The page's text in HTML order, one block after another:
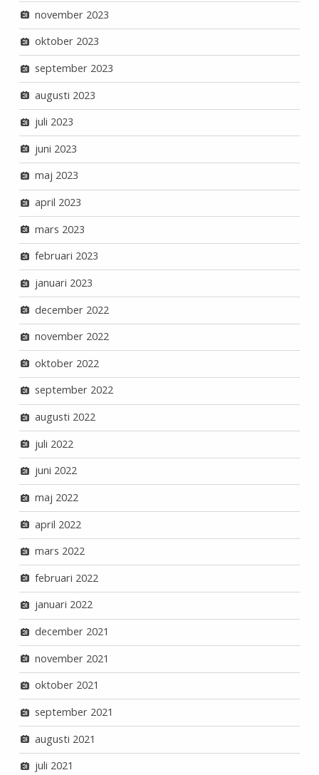
november 2023
oktober 2023
september 2023
augusti 2023
juli 2023
juni 2023
maj 2023
april 2023
mars 2023
februari 2023
januari 2023
december 2022
november 2022
oktober 2022
september 2022
augusti 2022
juli 2022
juni 2022
maj 2022
april 2022
mars 2022
februari 2022
januari 2022
december 2021
november 2021
oktober 2021
september 2021
augusti 2021
juli 2021